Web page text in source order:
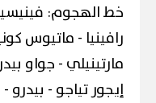
خط الهجوم:
رافينيا - ماتيوس
مارتينيلي - جواو
إيجور تياجو - بيدرو